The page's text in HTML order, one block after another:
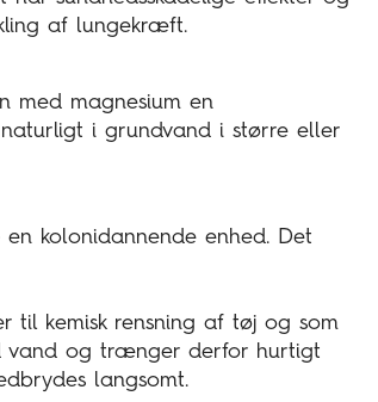
af lungekræft.
med magnesium en
i grundvand i større eller
kolonidannende enhed. Det
til kemisk rensning af tøj og som
vand og trænger derfor hurtigt
langsomt.